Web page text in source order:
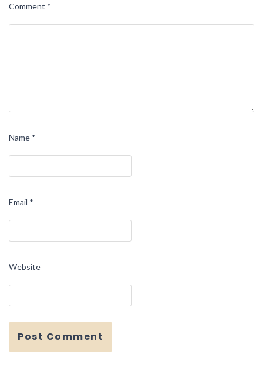
Comment *
Name *
Email *
Website